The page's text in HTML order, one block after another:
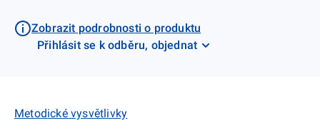
Zobrazit podrobnosti o produktu
Přihlásit se k odběru, objednat
Metodické vysvětlivky